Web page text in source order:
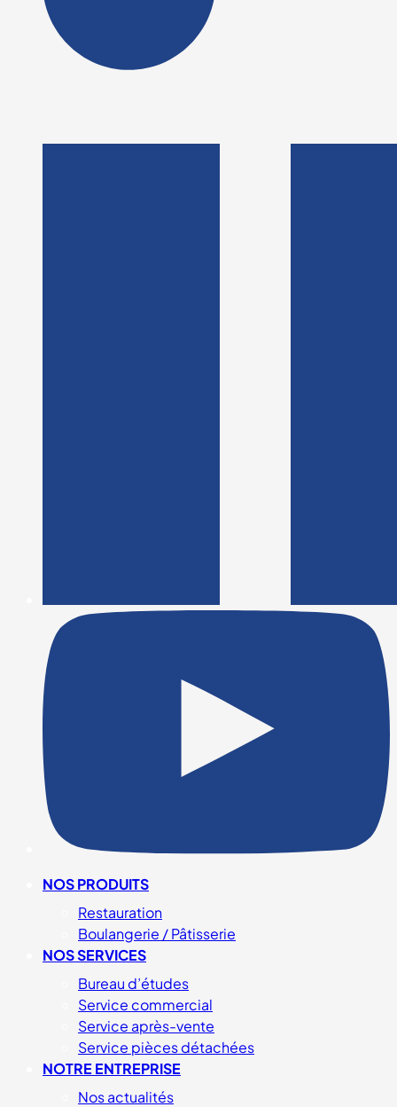
NOS PRODUITS
Restauration
Boulangerie / Pâtisserie
NOS SERVICES
Bureau d’études
Service commercial
Service après-vente
Service pièces détachées
NOTRE ENTREPRISE
Nos actualités